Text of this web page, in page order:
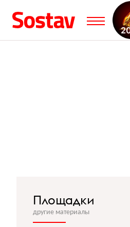
Площадки
другие материалы